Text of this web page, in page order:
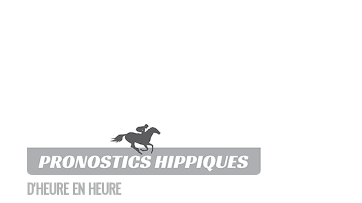
D'HEURE EN HEURE